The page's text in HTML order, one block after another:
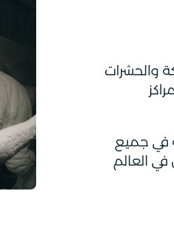
والحشرات
في جميع
العالم